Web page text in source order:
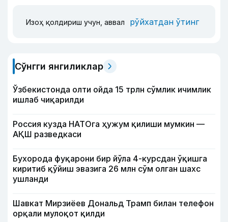
Изоҳ қолдириш учун, аввал рўйхатдан ўтинг
Сўнгги янгиликлар
Ўзбекистонда олти ойда 15 трлн сўмлик ичимлик
ишлаб чиқарилди
Россия кузда НАТОга ҳужум қилиши мумкин —
АҚШ разведкаси
Бухорода фуқарони бир йўла 4-курсдан ўқишга
киритиб қўйиш эвазига 26 млн сўм олган шахс
ушланди
Шавкат Мирзиёев Дональд Трамп билан телефон
орқали мулоқот қилди